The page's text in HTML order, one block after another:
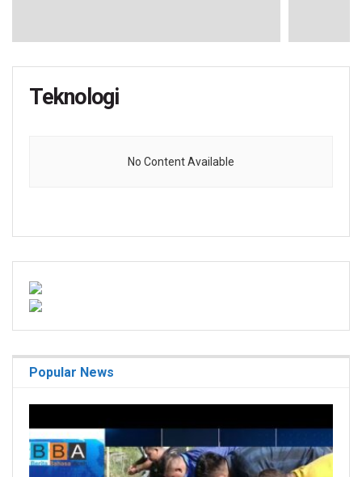
Teknologi
No Content Available
Popular News